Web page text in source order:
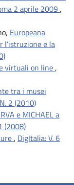
2 aprile 2009 ,
Europeana
l’istruzione e la
virtuali on line,
tra i musei
2 (2010)
e MICHAEL a
(2008)
, DigItalia: V. 6